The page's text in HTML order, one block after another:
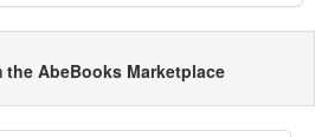
AbeBooks Marketplace